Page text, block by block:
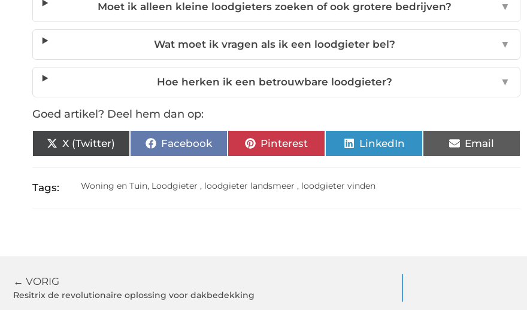
Moet ik alleen kleine loodgieters zoeken of ook grotere bedrijven? ▼
Wat moet ik vragen als ik een loodgieter bel? ▼
Hoe herken ik een betrouwbare loodgieter? ▼
Goed artikel? Deel hem dan op:
X (Twitter) Facebook Pinterest LinkedIn Email
Tags: Woning en Tuin, Loodgieter , loodgieter landsmeer , loodgieter vinden
← VORIG
Resitrix de revolutionaire oplossing voor dakbedekking